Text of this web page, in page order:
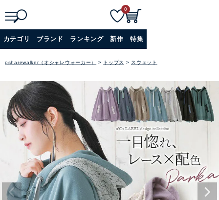
詳細検索
0
カテゴリ ブランド ランキング 新作 特集
osharewalker（オシャレウォーカー） トップス スウェット